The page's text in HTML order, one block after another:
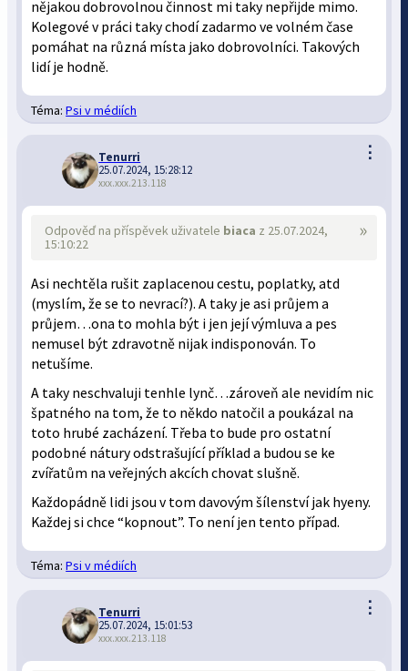
nějakou dobrovolnou činnost mi taky nepřijde mimo.
Kolegové v práci taky chodí zadarmo ve volném čase
pomáhat na různá místa jako dobrovolníci. Takových
lidí je hodně.
Téma:Psi v médiích
⋮
Tenurri
25.07.2024, 15:28:12
xxx.xxx.213.118
»
Odpověď na příspěvek uživatele biaca z 25.07.2024,
15:10:22
Asi nechtěla rušit zaplacenou cestu, poplatky, atd
(myslím, že se to nevrací?). A taky je asi průjem a
průjem…ona to mohla být i jen její výmluva a pes
nemusel být zdravotně nijak indisponován. To
netušíme.
A taky neschvaluji tenhle lynč…zároveň ale nevidím nic
špatného na tom, že to někdo natočil a poukázal na
toto hrubé zacházení. Třeba to bude pro ostatní
podobné nátury odstrašující příklad a budou se ke
zvířatům na veřejných akcích chovat slušně.
Každopádně lidi jsou v tom davovým šílenství jak hyeny.
Každej si chce “kopnout”. To není jen tento případ.
Téma:Psi v médiích
⋮
Tenurri
25.07.2024, 15:01:53
xxx.xxx.213.118